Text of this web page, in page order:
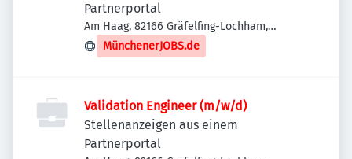
Partnerportal
Am Haag, 82166 Gräfelfing-Lochham,
Deutschland
MünchenerJOBS.de
Validation Engineer (m/w/d)
Stellenanzeigen aus einem
Partnerportal